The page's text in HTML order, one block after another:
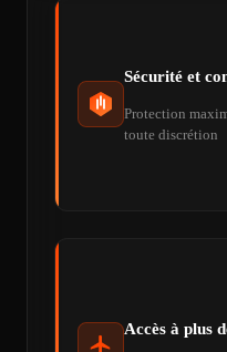
Sécurité et
Protection
toute discrétion
Accès à plus